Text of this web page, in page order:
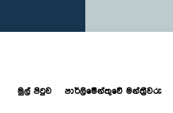
මුල් පිටුව පාර්ලි‌මේන්තුවේ මන්ත්‍රීවරු